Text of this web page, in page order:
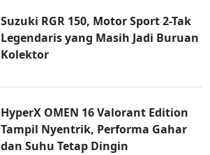
Suzuki RGR 150, Motor Sport 2-Tak
Legendaris yang Masih Jadi Buruan
Kolektor
HyperX OMEN 16 Valorant Edition
Tampil Nyentrik, Performa Gahar
dan Suhu Tetap Dingin